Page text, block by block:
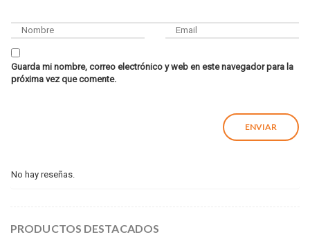
Guarda mi nombre, correo electrónico y web en este navegador para la
próxima vez que comente.
No hay reseñas.
PRODUCTOS DESTACADOS